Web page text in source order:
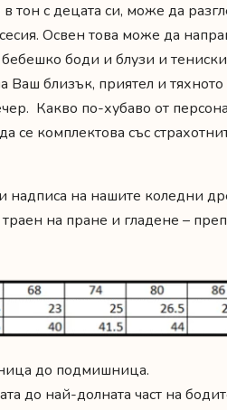
тон с децата си, може да
Освен това може да
боди и блузи и
Ваш близък, приятел и
Какво по-хубаво от
комплектова със
надписа на нашите коледни
на пране и гладене –
до подмишница.
до най-долната част на